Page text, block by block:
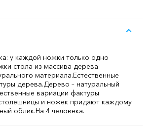
у каждой ножки только одно
стола из массива дерева –
материала.Естественные
дерева.Дерево – натуральный
вариации фактуры
и ножек придают каждому
облик.На 4 человека.